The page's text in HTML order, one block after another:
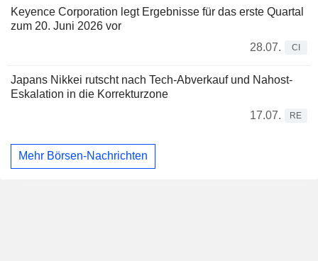
Keyence Corporation legt Ergebnisse für das erste Quartal
zum 20. Juni 2026 vor
28.07.
CI
Japans Nikkei rutscht nach Tech-Abverkauf und Nahost-
Eskalation in die Korrekturzone
17.07.
RE
Mehr Börsen-Nachrichten